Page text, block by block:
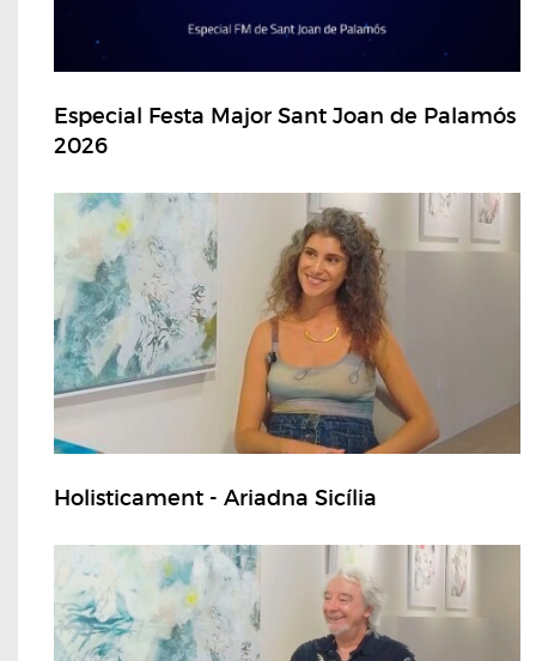
Especial Festa Major Sant Joan de Palamós
2026
Holisticament - Ariadna Sicília